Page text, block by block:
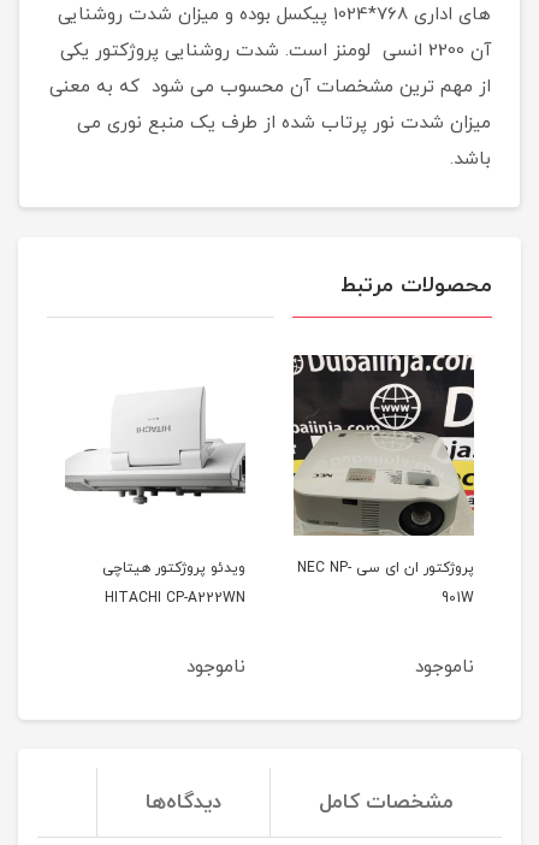
های اداری 768*1024 پیکسل بوده و میزان شدت روشنایی
آن 2200 انسی لومنز است. شدت روشنایی پروژکتور یکی
از مهم ترین مشخصات آن محسوب می شود که به معنی
میزان شدت نور پرتاب شده از طرف یک منبع نوری می
باشد.
محصولات مرتبط
پروژکتور ان ای سی NEC NP-
901W
ناموجود
ویدئو پروژکتور هیتاچی
HITACHI CP-A222WN
ناموجود
مشخصات کامل دیدگاه‌ها